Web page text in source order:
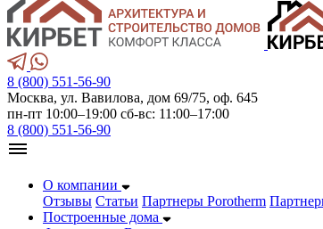
8 (800) 551-56-90
Москва, ул. Вавилова, дом 69/75, оф. 645
пн-пт 10:00–19:00 сб-вс: 11:00–17:00
8 (800) 551-56-90
О компании
Отзывы Статьи Партнеры Porotherm
Построенные дома